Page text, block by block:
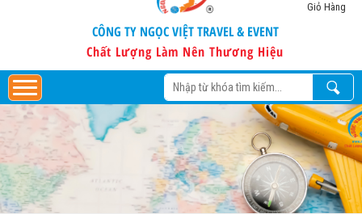
CÔNG TY NGỌC VIỆT TRAVEL & EVENT
Chất Lượng Làm Nên Thương Hiệu
Giỏ Hàng